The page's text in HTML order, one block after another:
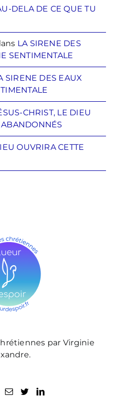
DELA DE CE QUE TU
LA SIRENE DES
SENTIMENTALE
SIRENE DES EAUX
CHRIST, LE DIEU
OUVRIRA CETTE
par Virginie